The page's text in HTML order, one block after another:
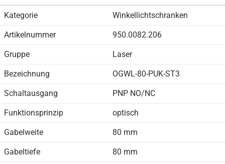
Kategorie Winkellichtschranken
Artikelnummer 950.0082.206
Gruppe Laser
Bezeichnung OGWL-80-PUK-ST3
Schaltausgang PNP NO/NC
Funktionsprinzip optisch
Gabelweite 80 mm
Gabeltiefe 80 mm